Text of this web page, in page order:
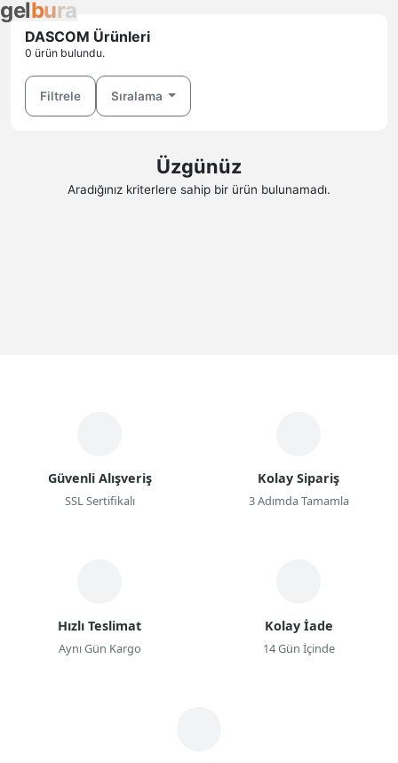
gelbura
DASCOM Ürünleri
0 ürün bulundu.
Filtrele Sıralama
Üzgünüz
Aradığınız kriterlere sahip bir ürün bulunamadı.
Güvenli Alışveriş
SSL Sertifikalı
Kolay Sipariş
3 Adımda Tamamla
Hızlı Teslimat
Aynı Gün Kargo
Kolay İade
14 Gün İçinde